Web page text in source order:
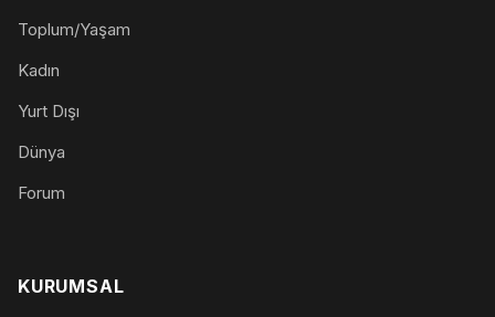
Toplum/Yaşam
Kadın
Yurt Dışı
Dünya
Forum
KURUMSAL